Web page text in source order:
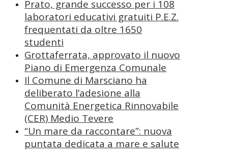
Prato, grande successo per i 108
laboratori educativi gratuiti P.E.Z.
frequentati da oltre 1650
studenti
Grottaferrata, approvato il nuovo
Piano di Emergenza Comunale
Il Comune di Marsciano ha
deliberato l’adesione alla
Comunità Energetica Rinnovabile
(CER) Medio Tevere
“Un mare da raccontare”: nuova
puntata dedicata a mare e salute